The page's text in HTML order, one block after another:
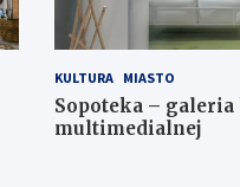
KULTURA MIASTO
Sopoteka –
multimedialnej